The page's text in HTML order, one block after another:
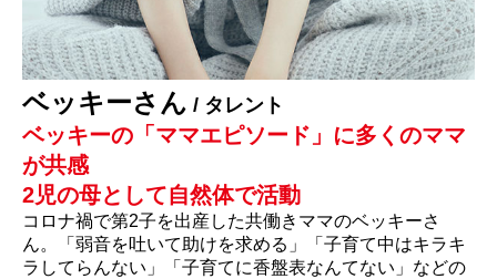
ベッキーさん / タレント
ベッキーの「ママエピソード」に多くのママ
が共感
2児の母として自然体で活動
コロナ禍で第2子を出産した共働きママのベッキーさ
ん。「弱音を吐いて助けを求める」「子育て中はキラキ
ラしてらんない」「子育てに香盤表なんてない」などの